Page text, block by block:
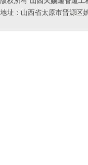
地址：山西省太原市晋源区